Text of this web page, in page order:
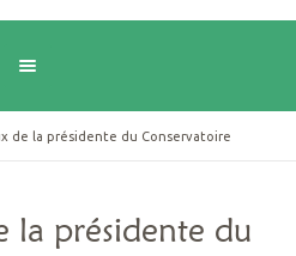
de la présidente du Conservatoire
la présidente du